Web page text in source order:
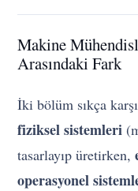
Makine
Arasındaki Fark
İki bölüm sıkça
fiziksel sistemleri
tasarlayıp üretirken,
operasyonel